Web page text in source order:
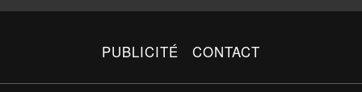
PUBLICITÉ CONTACT